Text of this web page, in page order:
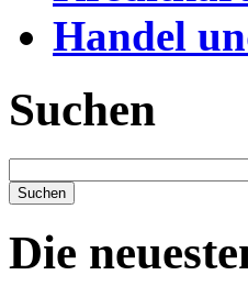
Handel
Suchen
Die